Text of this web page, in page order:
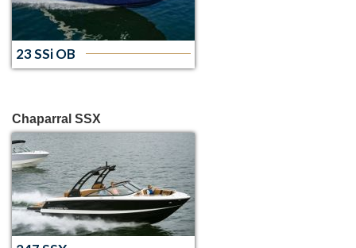
23 SSi OB
Chaparral SSX